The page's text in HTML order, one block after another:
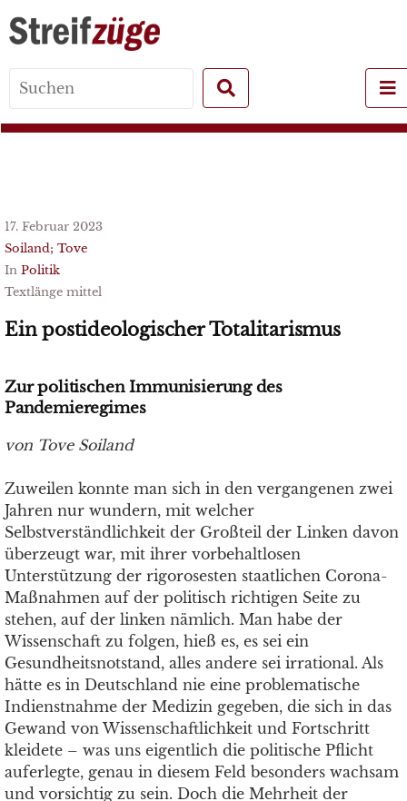
for:
17. Februar 2023
Soiland; Tove
In Politik
Textlänge mittel
Ein postideologischer Totalitarismus
Zur politischen Immunisierung des
Pandemieregimes
von Tove Soiland
Zuweilen konnte man sich in den vergangenen zwei
Jahren nur wundern, mit welcher
Selbstverständlichkeit der Großteil der Linken davon
überzeugt war, mit ihrer vorbehaltlosen
Unterstützung der rigorosesten staatlichen Corona-
Maßnahmen auf der politisch richtigen Seite zu
stehen, auf der linken nämlich. Man habe der
Wissenschaft zu folgen, hieß es, es sei ein
Gesundheitsnotstand, alles andere sei irrational. Als
hätte es in Deutschland nie eine problematische
Indienstnahme der Medizin gegeben, die sich in das
Gewand von Wissenschaftlichkeit und Fortschritt
kleidete – was uns eigentlich die politische Pflicht
auferlegte, genau in diesem Feld besonders wachsam
und vorsichtig zu sein. Doch die Mehrheit der